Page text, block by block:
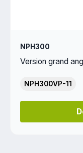
NPH300
Version grand
NPH300VP-11